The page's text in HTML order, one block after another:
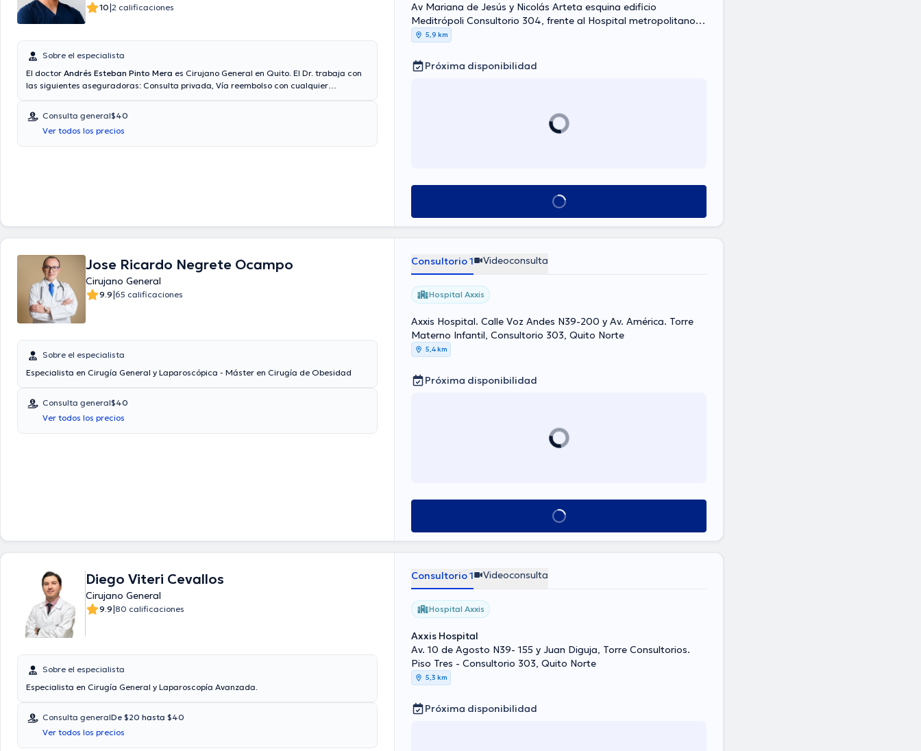
10|2 calificaciones
Sobre el especialista
El doctor Andrés Esteban Pinto Mera es Cirujano General en Quito. El Dr. trabaja con
las siguientes aseguradoras: Consulta privada, Vía reembolso con cualquier
Mera es de $40. En su consultorio abarca todo lo relacionado con Apendicitis, Cirugía
digestiva, Hernias, Cirugía de vesícula biliar.
Consulta general$40
Ver todos los precios
Av Mariana de Jesús y Nicolás Arteta esquina edificio
Meditrópoli Consultorio 304, frente al Hospital metropolitano,
Quito5,9 km
Próxima disponibilidad
Ver más horarios
Jose Ricardo Negrete Ocampo
Cirujano General
9.9|65 calificaciones
Sobre el especialista
Especialista en Cirugía General y Laparoscópica - Máster en Cirugía de Obesidad
Consulta general$40
Ver todos los precios
Consultorio 1 Videoconsulta
Hospital Axxis
Axxis Hospital. Calle Voz Andes N39-200 y Av. América. Torre
Materno Infantil, Consultorio 303, Quito Norte
5,4 km
Próxima disponibilidad
Ver más horarios
Diego Viteri Cevallos
Cirujano General
9.9|80 calificaciones
Sobre el especialista
Especialista en Cirugía General y Laparoscopía Avanzada.
Consulta generalDe $20 hasta $40
Ver todos los precios
Consultorio 1 Videoconsulta
Hospital Axxis
Axxis Hospital
Av. 10 de Agosto N39- 155 y Juan Diguja, Torre Consultorios.
Piso Tres - Consultorio 303, Quito Norte
5,3 km
Próxima disponibilidad